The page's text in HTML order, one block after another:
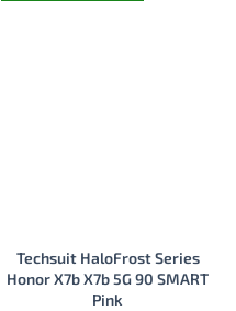
Techsuit HaloFrost Series
Honor X7b X7b 5G 90 SMART
Pink